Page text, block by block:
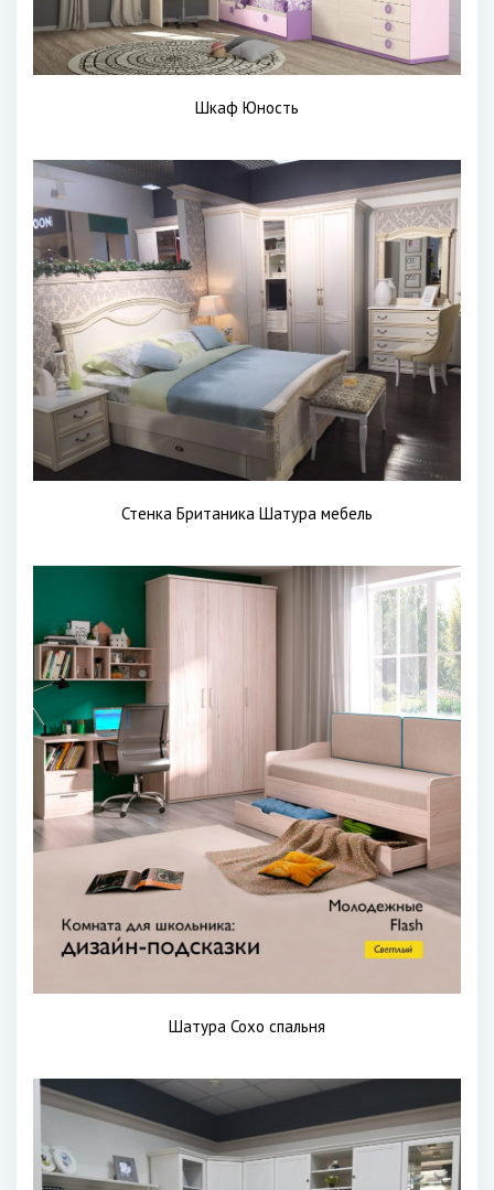
Шкаф Юность
Стенка Британика Шатура мебель
Шатура Сохо спальня